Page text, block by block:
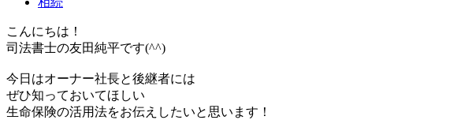
こんにちは！
司法書士の友田純平です(^^)
今日はオーナー社長と後継者には
ぜひ知っておいてほしい
生命保険の活用法をお伝えしたいと思います！